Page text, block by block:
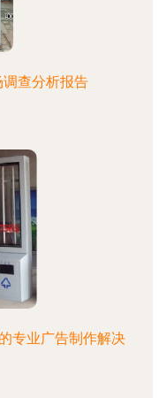
查分析报告
专业广告制作解决